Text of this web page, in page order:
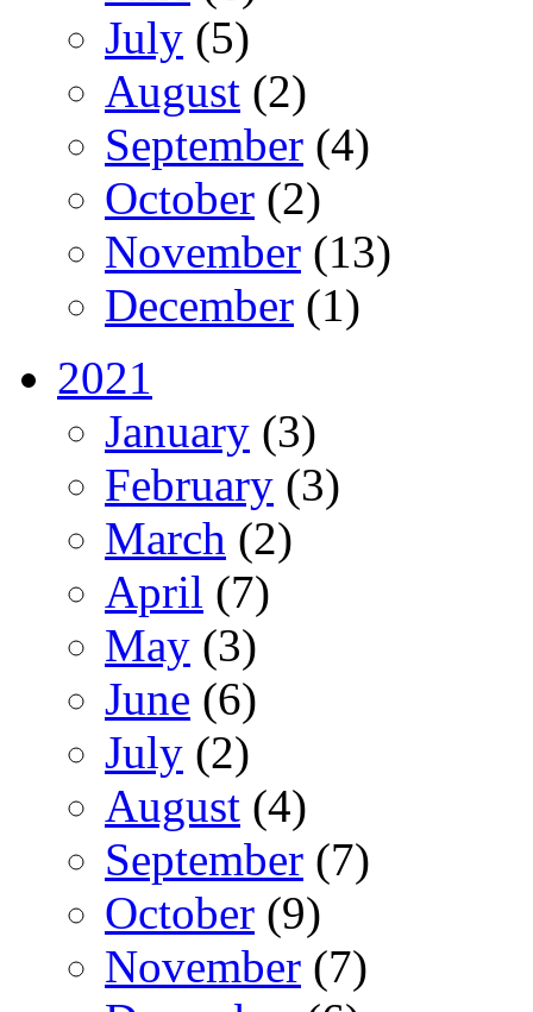
July (5)
August (2)
September (4)
October (2)
November (13)
December (1)
2021
January (3)
February (3)
March (2)
April (7)
May (3)
June (6)
July (2)
August (4)
September (7)
October (9)
November (7)